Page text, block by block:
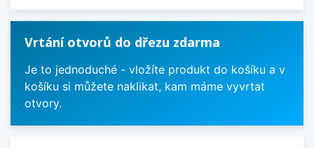
Vrtání otvorů do dřezu zdarma
Je to jednoduché - vložíte produkt do košíku a v
košíku si můžete naklikat, kam máme vyvrtat
otvory.